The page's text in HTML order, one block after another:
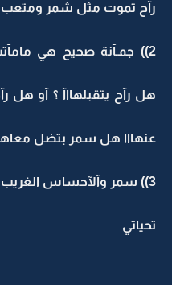
رآح تموت مثل شمر ومتعب
2)) جمـآنة صحيح هي
هل رآح يتقبلهااآ ؟ آو هل
عنهااا هل سمر بتضل
3)) سمر وآلآحساس الغريب شنو يكون ؟
تحياتي